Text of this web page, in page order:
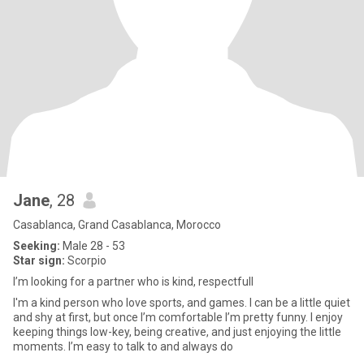
Jane, 28
Casablanca, Grand Casablanca, Morocco
Seeking: Male 28 - 53
Star sign: Scorpio
I’m looking for a partner who is kind, respectfull
I'm a kind person who love sports, and games. I can be a little quiet
and shy at first, but once I’m comfortable I’m pretty funny. I enjoy
keeping things low-key, being creative, and just enjoying the little
moments. I’m easy to talk to and always do